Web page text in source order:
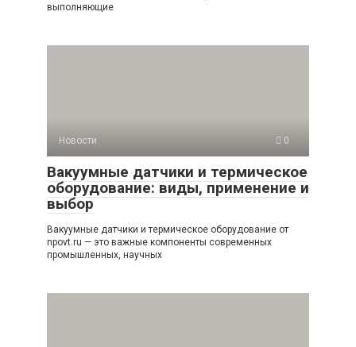
выполняющие
Новости 0
Вакуумные датчики и термическое
оборудование: виды, применение и
выбор
Вакуумные датчики и термическое оборудование от
npovt.ru — это важные компоненты современных
промышленных, научных